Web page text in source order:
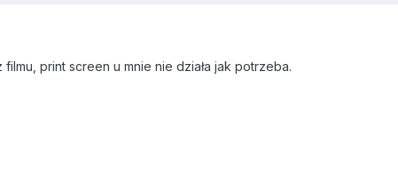
print screen u mnie nie działa jak potrzeba.